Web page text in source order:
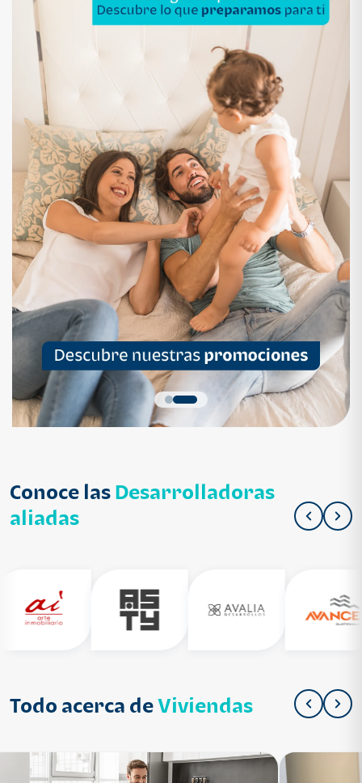
Conoce las Desarrolladoras
aliadas
Todo acerca deViviendas